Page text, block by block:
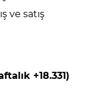
ve satış
+18.331)